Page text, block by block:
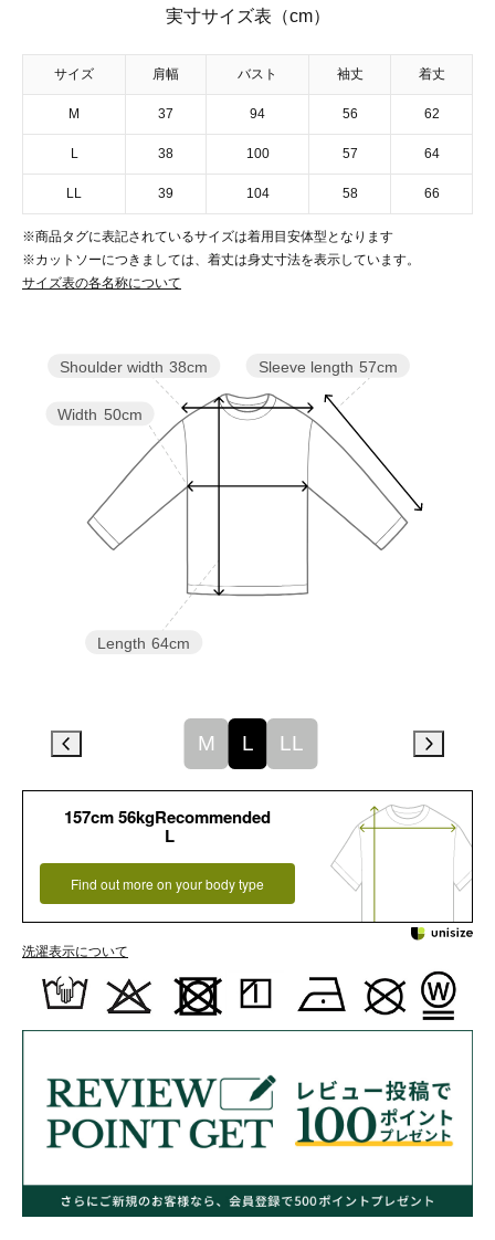
実寸サイズ表（cm）
サイズ 肩幅 バスト 袖丈 着丈
M 37 94 56 62
L 38 100 57 64
LL 39 104 58 66
※商品タグに表記されているサイズは着用目安体型となります
※カットソーにつきましては、着丈は身丈寸法を表示しています。
サイズ表の各名称について
Sleeve length 57cm
Length 64cm
Width 50cm
Shoulder width 38cm
M L LL
157cm 56kgRecommended
L
Find out more on your body type
洗濯表示について